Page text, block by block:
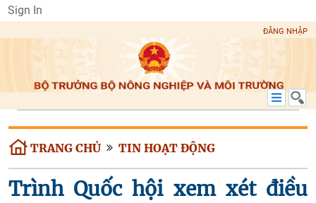
Sign In
ĐĂNG NHẬP
TRANG CHỦ TIN HOẠT ĐỘNG
Trình Quốc hội xem xét điều